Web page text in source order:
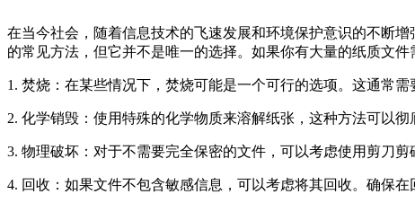
在当今社会，随着信息技术的飞速发展和环境保护意识的不断
的常见方法，但它并不是唯一的选择。如果你有大量的纸质文件
1. 焚烧：在某些情况下，焚烧可能是一个可行的选项。这通常
2. 化学销毁：使用特殊的化学物质来溶解纸张，这种方法可以
3. 物理破坏：对于不需要完全保密的文件，可以考虑使用剪刀剪
4. 回收：如果文件不包含敏感信息，可以考虑将其回收。确保在